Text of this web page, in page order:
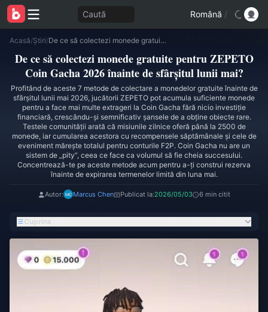
Caută Română /
Acasă/Știri/ De ce să colectezi monede gratuite pentru ZEPETO Coin Gacha 2026 înainte de sfârșitul lunii mai?
De ce să colectezi monede gratuite pentru ZEPETO
Coin Gacha 2026 înainte de sfârșitul lunii mai?
Profitând de aceste 7 metode de colectare a monedelor gratuite înainte de
sfârșitul lunii mai 2026, jucătorii ZEPETO pot acumula suficiente monede
pentru a face mai multe extrageri la Coin Gacha fără nicio investiție
financiară, crescându-și semnificativ șansele de a obține obiecte rare.
Testele comunității arată că misiunile zilnice oferă până la 2500 de
monede, iar cumularea acestora cu recompensele săptămânale și cele de
eveniment mărește totalul pentru conturile F2P. Coin Gacha nu are un
sistem de „pity”, ceea ce face ca volumul să fie cheia succesului.
Concentrează-te pe aceste metode acum pentru a-ți construi rezerva
înainte de expirarea termenelor limită din luna mai.
Autor: Marcus Chen Publicat la:2026/05/03 6 min citit
Cuprins